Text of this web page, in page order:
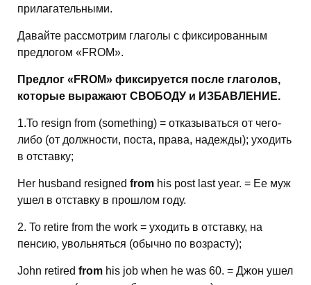
прилагательными.
Давайте рассмотрим глаголы с фиксированным
предлогом «FROM».
Предлог «FROM» фиксируется после глаголов,
которые выражают СВОБОДУ и ИЗБАВЛЕНИЕ.
1.To resign from (something) = отказываться от чего-
либо (от должности, поста, права, надежды); уходить
в отставку;
Her husband resigned from his post last year. = Ее муж
ушел в отставку в прошлом году.
2. To retire from the work = уходить в отставку, на
пенсию, увольняться (обычно по возрасту);
John retired from his job when he was 60. = Джон ушел